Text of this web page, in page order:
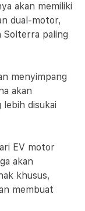
akan memiliki
dual-motor,
Solterra paling
menyimpang
akan
disukai
EV motor
akan
khusus,
membuat